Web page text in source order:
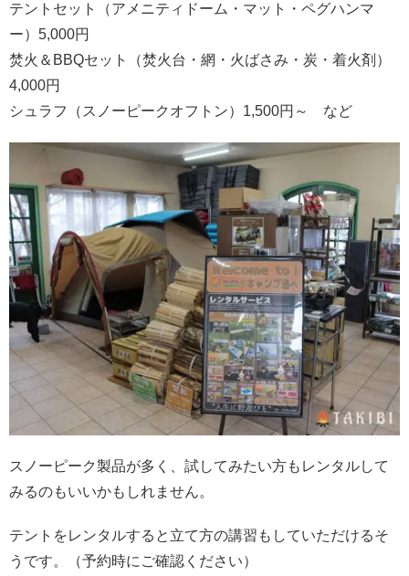
テントセット（アメニティドーム・マット・ペグハンマ
ー）5,000円
焚火＆BBQセット（焚火台・網・火ばさみ・炭・着火剤）
4,000円
シュラフ（スノーピークオフトン）1,500円～ など
スノーピーク製品が多く、試してみたい方もレンタルして
みるのもいいかもしれません。
テントをレンタルすると立て方の講習もしていただけるそ
うです。（予約時にご確認ください）